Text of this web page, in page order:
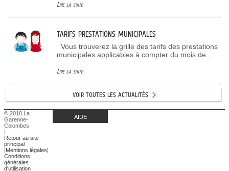
Lire la suite
TARIFS PRESTATIONS MUNICIPALES
Vous trouverez la grille des tarifs des prestations
municipales applicables à compter du mois de...
Lire la suite
VOIR TOUTES LES ACTUALITÉS
© 2018 La
Garenne-
Colombes
|
Retour au site
principal
|Mentions légales|
Conditions
générales
d'utilisation
AIDE